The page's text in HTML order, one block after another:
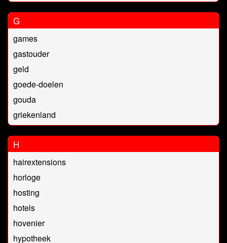
G
games
gastouder
geld
goede-doelen
gouda
griekenland
H
hairextensions
horloge
hosting
hotels
hovenier
hypotheek